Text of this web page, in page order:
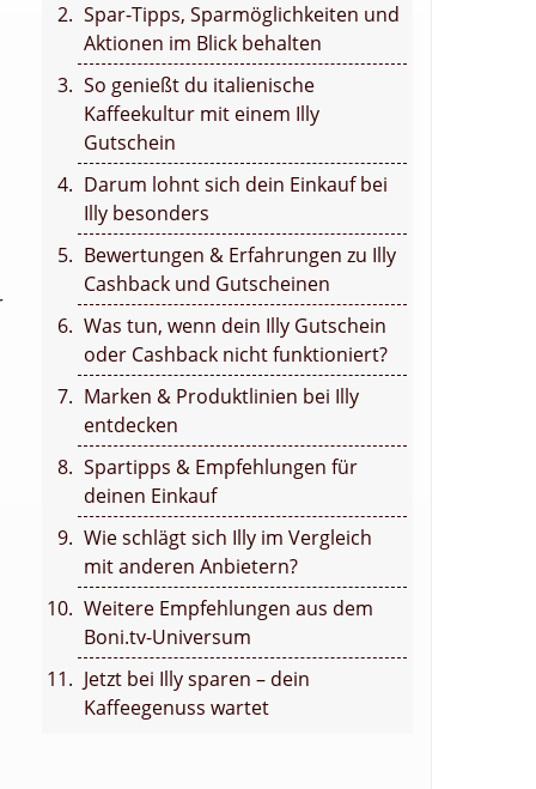
Spar-Tipps, Sparmöglichkeiten und
Aktionen im Blick behalten
So genießt du italienische
Kaffeekultur mit einem Illy
Gutschein
Darum lohnt sich dein Einkauf bei
Illy besonders
Bewertungen & Erfahrungen zu Illy
Cashback und Gutscheinen
Was tun, wenn dein Illy Gutschein
oder Cashback nicht funktioniert?
Marken & Produktlinien bei Illy
entdecken
Spartipps & Empfehlungen für
deinen Einkauf
Wie schlägt sich Illy im Vergleich
mit anderen Anbietern?
Weitere Empfehlungen aus dem
Boni.tv-Universum
Jetzt bei Illy sparen – dein
Kaffeegenuss wartet